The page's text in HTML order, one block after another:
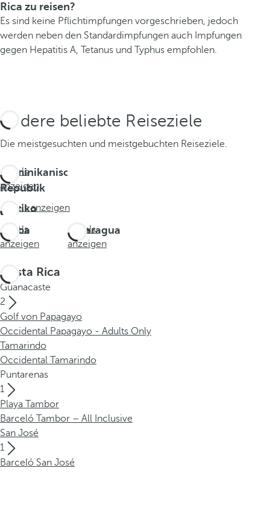
Rica zu reisen?
Es sind keine Pflichtimpfungen vorgeschrieben, jedoch
werden neben den Standardimpfungen auch Impfungen
gegen Hepatitis A, Tetanus und Typhus empfohlen.
Andere beliebte Reiseziele
Die meistgesuchten und meistgebuchten Reiseziele.
Dominikanische
Republik
Hotels
anzeigen
Mexiko
Hotels anzeigen
Aruba
Hotels
anzeigen
Nicaragua
Hotels
anzeigen
Costa Rica
Guanacaste
2
Golf von Papagayo
Occidental Papagayo - Adults Only
Tamarindo
Occidental Tamarindo
Puntarenas
1
Playa Tambor
Barceló Tambor – All Inclusive
San José
1
Barceló San José